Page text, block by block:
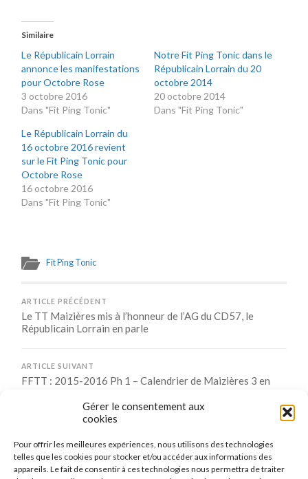
Gérer le consentement aux
cookies
Pour offrir les meilleures expériences, nous utilisons des technologies
telles que les cookies pour stocker et/ou accéder aux informations des
appareils. Le fait de consentir à ces technologies nous permettra de traiter
Similaire
Le Républicain Lorrain
annonce les manifestations
pour Octobre Rose
3 octobre 2016
Dans "Fit Ping Tonic"
Notre Fit Ping Tonic dans le
Républicain Lorrain du 20
octobre 2014
20 octobre 2014
Dans "Fit Ping Tonic"
Le Républicain Lorrain du
16 octobre 2016 revient
sur le Fit Ping Tonic pour
Octobre Rose
16 octobre 2016
Dans "Fit Ping Tonic"
Fit Ping Tonic
ARTICLE PRÉCÉDENT
Le TT Maizières mis à l’honneur de l’AG du CD57, le
Républicain Lorrain en parle
ARTICLE SUIVANT
FFTT : 2015-2016 Ph 1 – Calendrier de Maizières 3 en
Comments are closed.